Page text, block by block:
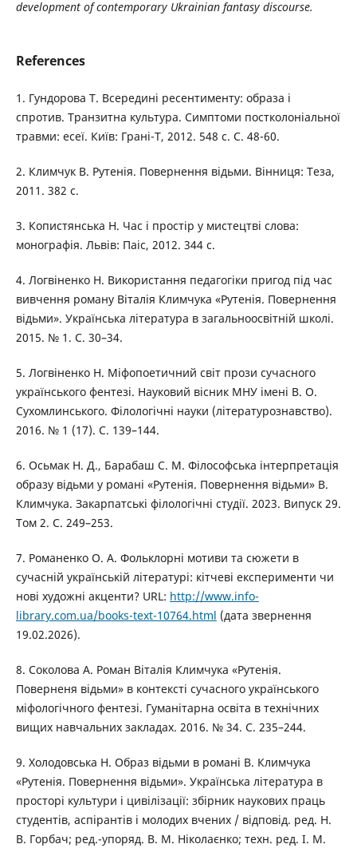
development of contemporary Ukrainian fantasy discourse.
References
1. Гундорова Т. Всередині ресентименту: образа і
спротив. Транзитна культура. Симптоми постколоніальної
травми: есеї. Київ: Грані-Т, 2012. 548 с. С. 48-60.
2. Климчук В. Рутенія. Повернення відьми. Вінниця: Теза,
2011. 382 с.
3. Копистянська Н. Час і простір у мистецтві слова:
монографія. Львів: Паіс, 2012. 344 с.
4. Логвіненко Н. Використання педагогіки пригод під час
вивчення роману Віталія Климчука «Рутенія. Повернення
відьми». Українська література в загальноосвітній школі.
2015. № 1. С. 30–34.
5. Логвіненко Н. Міфопоетичний світ прози сучасного
українського фентезі. Науковий вісник МНУ імені В. О.
Сухомлинського. Філологічні науки (літературознавство).
2016. № 1 (17). С. 139–144.
6. Осьмак Н. Д., Барабаш С. М. Філософська інтерпретація
образу відьми у романі «Рутенія. Повернення відьми» В.
Климчука. Закарпатські філологічні студії. 2023. Випуск 29.
Том 2. С. 249–253.
7. Романенко О. А. Фольклорні мотиви та сюжети в
сучасній українській літературі: кітчеві експерименти чи
нові художні акценти? URL: http://www.info-
library.com.ua/books-text-10764.html (дата звернення
19.02.2026).
8. Соколова А. Роман Віталія Климчука «Рутенія.
Поверненя відьми» в контексті сучасного українського
міфологічного фентезі. Гуманітарна освіта в технічних
вищих навчальних закладах. 2016. № 34. С. 235–244.
9. Холодовська Н. Образ відьми в романі В. Климчука
«Рутенія. Повернення відьми». Українська література в
просторі культури і цивілізації: збірник наукових праць
студентів, аспірантів і молодих вчених / відповід. ред. Н.
В. Горбач; ред.-упоряд. В. М. Ніколаєнко; техн. ред. І. М.